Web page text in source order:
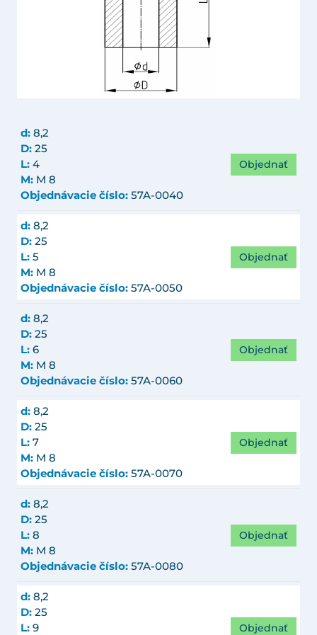
d: 8,2
D: 25
L: 4
M: M 8
Objednávacie číslo: 57A-0040
Objednať
d: 8,2
D: 25
L: 5
M: M 8
Objednávacie číslo: 57A-0050
Objednať
d: 8,2
D: 25
L: 6
M: M 8
Objednávacie číslo: 57A-0060
Objednať
d: 8,2
D: 25
L: 7
M: M 8
Objednávacie číslo: 57A-0070
Objednať
d: 8,2
D: 25
L: 8
M: M 8
Objednávacie číslo: 57A-0080
Objednať
d: 8,2
D: 25
L: 9
Objednať